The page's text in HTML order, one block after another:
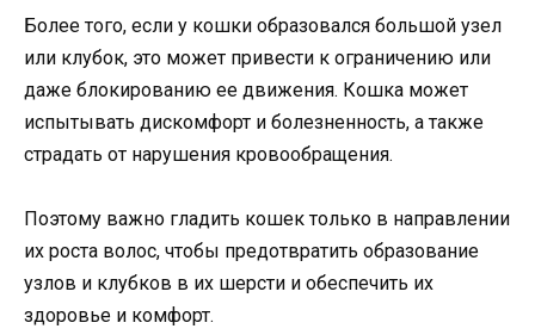
Более того, если у кошки образовался большой узел
или клубок, это может привести к ограничению или
даже блокированию ее движения. Кошка может
испытывать дискомфорт и болезненность, а также
страдать от нарушения кровообращения.
Поэтому важно гладить кошек только в направлении
их роста волос, чтобы предотвратить образование
узлов и клубков в их шерсти и обеспечить их
здоровье и комфорт.